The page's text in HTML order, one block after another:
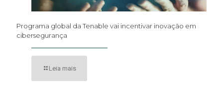
Programa global da Tenable vai incentivar inovação em
cibersegurança
Leia mais